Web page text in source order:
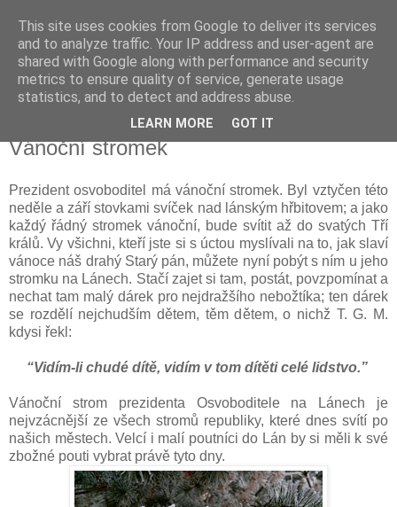
Kapka Karla Čapka
"Věřím v humanitu, v demokracii a v člověka."
úterý 12. prosince 2017
Vánoční stromek
Prezident osvoboditel má vánoční stromek. Byl vztyčen této
neděle a září stovkami svíček nad lánským hřbitovem; a jako
každý řádný stromek vánoční, bude svítit až do svatých Tří
králů. Vy všichni, kteří jste si s úctou myslívali na to, jak slaví
vánoce náš drahý Starý pán, můžete nyní pobýt s ním u jeho
stromku na Lánech. Stačí zajet si tam, postát, povzpomínat a
nechat tam malý dárek pro nejdražšího nebožtíka; ten dárek
se rozdělí nejchudším dětem, těm dětem, o nichž T. G. M.
kdysi řekl:
“Vidím-li chudé dítě, vidím v tom dítěti celé lidstvo.”
Vánoční strom prezidenta Osvoboditele na Lánech je
nejvzácnější ze všech stromů republiky, které dnes svítí po
našich městech. Velcí i malí poutníci do Lán by si měli k své
zbožné pouti vybrat právě tyto dny.
This site uses cookies from Google to deliver its services
and to analyze traffic. Your IP address and user-agent are
shared with Google along with performance and security
metrics to ensure quality of service, generate usage
statistics, and to detect and address abuse.
LEARN MORE GOT IT